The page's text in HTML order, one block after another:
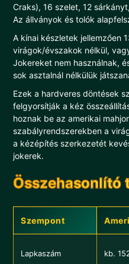
Craks), 16 szelet, 12
Az állványok és tolók
A kínai készletek jellemzően
virágok/évszakok nélkül,
Jokereket nem használnak,
sok asztalnál nélkülük
Ezek a hardveres döntések
felgyorsítják a kéz
hoznak be az amerikai
szabályrendszerekben a
a kézépítés szerkezetét
jokerek.
Összehasonlító
Szempont
Lapkaszám kb.